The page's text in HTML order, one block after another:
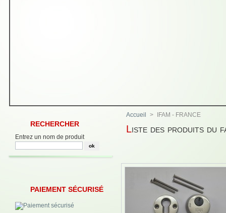
RECHERCHER
Entrez un nom de produit
PAIEMENT SÉCURISÉ
Accueil > IFAM - FRANCE
Liste des produits du